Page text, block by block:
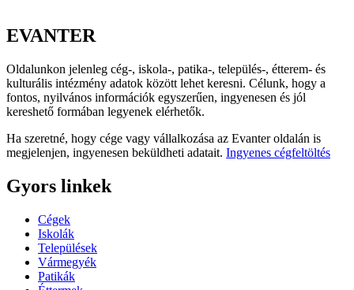
EVANTER
Oldalunkon jelenleg cég-, iskola-, patika-, település-, étterem- és
kulturális intézmény adatok között lehet keresni. Célunk, hogy a
fontos, nyilvános információk egyszerűen, ingyenesen és jól
kereshető formában legyenek elérhetők.
Ha szeretné, hogy cége vagy vállalkozása az Evanter oldalán is
megjelenjen, ingyenesen beküldheti adatait. Ingyenes cégfeltöltés
Gyors linkek
Cégek
Iskolák
Települések
Vármegyék
Patikák